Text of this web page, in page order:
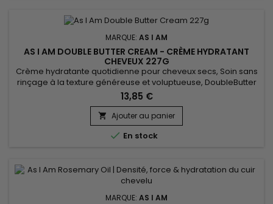
MARQUE: AS I AM
AS I AM DOUBLE BUTTER CREAM - CRÈME HYDRATANT
CHEVEUX 227G
Crème hydratante quotidienne pour cheveux secs, Soin sans
rinçage à la texture généreuse et voluptueuse, DoubleButter
Cream revitalise, assouplit la matière et la rend malléable à
souhait.&nbsp; DoubleButter Cream de As I Am est aussi
particulièrement adaptée aux cheveux épais !&nbsp; Riche
en émollients, la crème hydratante donne douceur aux
torsades...
13,85 €
 Ajouter au panier
 En stock
MARQUE: AS I AM